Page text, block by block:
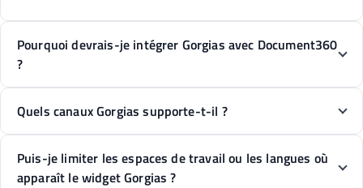
Pourquoi devrais-je intégrer Gorgias avec Document360
?
Quels canaux Gorgias supporte-t-il ?
Puis-je limiter les espaces de travail ou les langues où
apparaît le widget Gorgias ?